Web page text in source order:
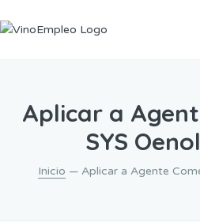
Aplicar a
SYS
Inicio — Aplicar a Agente